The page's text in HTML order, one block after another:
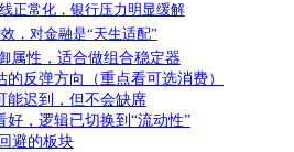
正常化，银行压力明显缓解
，对金融是“天生适配”
属性，适合做组合稳定器
反弹方向（重点看可选消费）
能迟到，但不会缺席
好，逻辑已切换到“流动性”
避的板块